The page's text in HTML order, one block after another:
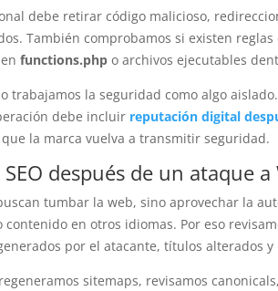
debe retirar código malicioso,
También comprobamos si existen reglas
enfunctions.php o archivos ejecutables
trabajamos la seguridad como algo
debe incluir reputación digital
la marca vuelva a transmitir seguridad.
después de un ataque a
tumbar la web, sino aprovechar la
en otros idiomas. Por eso
por el atacante, títulos alterados
sitemaps, revisamos